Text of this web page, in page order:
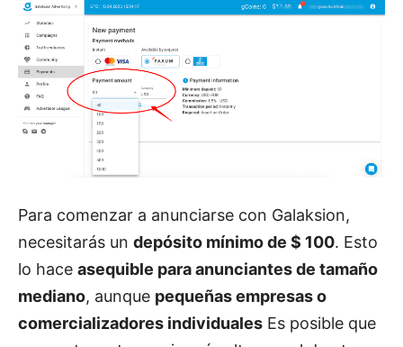
Para comenzar a anunciarse con Galaksion,
necesitarás un depósito mínimo de $ 100. Esto
lo hace asequible para anunciantes de tamaño
mediano, aunque pequeñas empresas o
comercializadores individuales Es posible que